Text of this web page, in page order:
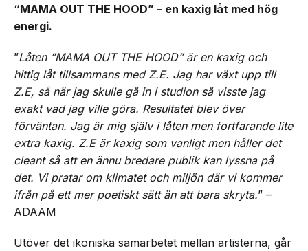
“MAMA OUT THE HOOD” – en kaxig låt med hög
energi.
”Låten ”MAMA OUT THE HOOD” är en kaxig och
hittig låt tillsammans med Z.E. Jag har växt upp till
Z.E, så när jag skulle gå in i studion så visste jag
exakt vad jag ville göra. Resultatet blev över
förväntan. Jag är mig själv i låten men fortfarande lite
extra kaxig. Z.E är kaxig som vanligt men håller det
cleant så att en ännu bredare publik kan lyssna på
det. Vi pratar om klimatet och miljön där vi kommer
ifrån på ett mer poetiskt sätt än att bara skryta.” –
ADAAM
Utöver det ikoniska samarbetet mellan artisterna, går